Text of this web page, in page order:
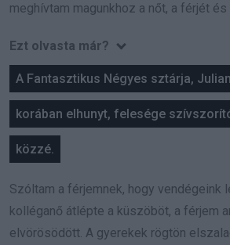
meghívtam magunkhoz a nőt, a férjét
Ezt olvasta már?
A Fantasztikus Négyes sztárja,
korában elhunyt, felesége
közzé.
Szóltam a férjemnek, hogy vendégeink
kolléganő átlépte a küszöböt, a férjem
elvörösödött. A gyerekek rögtön